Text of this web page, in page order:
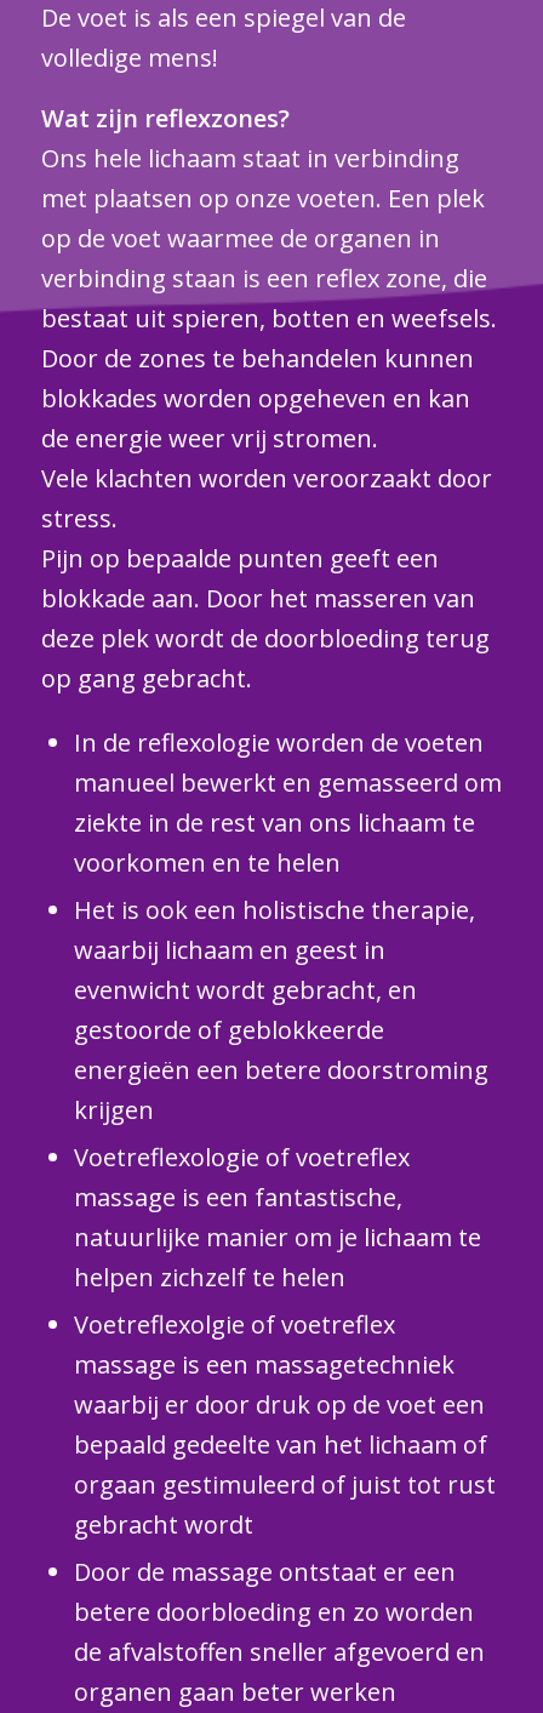
De voet is als een spiegel van de
volledige mens!
Wat zijn reflexzones?
Ons hele lichaam staat in verbinding
met plaatsen op onze voeten. Een plek
op de voet waarmee de organen in
verbinding staan is een reflex zone, die
bestaat uit spieren, botten en weefsels.
Door de zones te behandelen kunnen
blokkades worden opgeheven en kan
de energie weer vrij stromen.
Vele klachten worden veroorzaakt door
stress.
Pijn op bepaalde punten geeft een
blokkade aan. Door het masseren van
deze plek wordt de doorbloeding terug
op gang gebracht.
In de reflexologie worden de voeten
manueel bewerkt en gemasseerd om
ziekte in de rest van ons lichaam te
voorkomen en te helen
Het is ook een holistische therapie,
waarbij lichaam en geest in
evenwicht wordt gebracht, en
gestoorde of geblokkeerde
energieën een betere doorstroming
krijgen
Voetreflexologie of voetreflex
massage is een fantastische,
natuurlijke manier om je lichaam te
helpen zichzelf te helen
Voetreflexolgie of voetreflex
massage is een massagetechniek
waarbij er door druk op de voet een
bepaald gedeelte van het lichaam of
orgaan gestimuleerd of juist tot rust
gebracht wordt
Door de massage ontstaat er een
betere doorbloeding en zo worden
de afvalstoffen sneller afgevoerd en
organen gaan beter werken